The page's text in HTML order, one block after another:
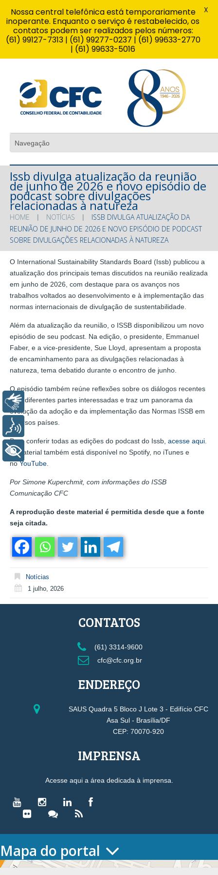
Issb divulga atualização da reunião
de junho de 2026 e novo episódio de
podcast sobre divulgações
relacionadas à natureza
HOME NOTÍCIAS
ISSB DIVULGA ATUALIZAÇÃO DA
REUNIÃO DE JUNHO DE 2026 E NOVO EPISÓDIO DE PODCAST
SOBRE DIVULGAÇÕES RELACIONADAS À NATUREZA
O International Sustainability Standards Board (Issb) publicou a
atualização dos principais temas discutidos na reunião realizada
em junho de 2026, com destaque para os avanços nos
trabalhos voltados ao desenvolvimento e à implementação das
normas internacionais de divulgação de sustentabilidade.
Além da atualização da reunião, o ISSB disponibilizou um novo
episódio de seu podcast. Na edição, o presidente, Emmanuel
Faber, e a vice-presidente, Sue Lloyd, apresentam a proposta
de encaminhamento para as divulgações relacionadas à
natureza, tema debatido durante o encontro de junho.
O episódio também reúne reflexões sobre os diálogos recentes
com diferentes partes interessadas e traz um panorama da
evolução da adoção e da implementação das Normas ISSB em
diversos países.
Para conferir todas as edições do podcast do Issb, acesse aqui
O material também está disponível no Spotify, no iTunes e
noYouTube
Por Simone Kuperchmit, com informações do ISSB
Comunicação CFC
A reprodução deste material é permitida desde que a fonte
seja citada.
Notícias
1 julho, 2026
CONTATOS
(61) 3314-9600
cfc@cfc.org.br
ENDEREÇO
SAUS Quadra 5 Bloco J Lote 3 - Edifício CFC
Asa Sul - Brasília/DF
CEP: 70070-920
IMPRENSA
Acesse aqui a área dedicada à imprensa.
Mapa do portal
HOME
Nossa central telefônica está temporariamente
inoperante. Enquanto o serviço é restabelecido, os
contatos podem ser realizados pelos números:
(61) 99127-7313 | (61) 99277-0237 | (61) 99633-2770
| (61) 99633-5016
X
Libras
Voz
+ Acessibilidade